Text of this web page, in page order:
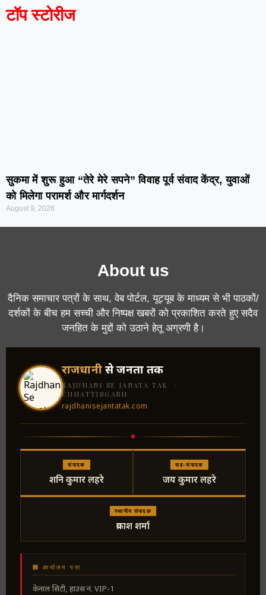
टॉप स्टोरीज
सुकमा में शुरू हुआ “तेरे मेरे सपने” विवाह पूर्व संवाद केंद्र, युवाओं
को मिलेगा परामर्श और मार्गदर्शन
August 9, 2026
About us
दैनिक समाचार पत्रों के साथ, वेब पोर्टल, यूट्यूब के माध्यम से भी पाठकों/
दर्शकों के बीच हम सच्ची और निष्पक्ष खबरों को प्रकाशित करते हुए सदैव
जनहित के मुद्दों को उठाने हेतू अग्रणी है।
राजधानीसे जनता तक
RAJDHANI SE JANATA TAK ·
CHHATTISGARH
rajdhanisejantatak.com
संपादक
शनि कुमार लहरे
सह-संपादक
जय कुमार लहरे
स्थानीय संपादक
प्रकाश शर्मा
🏢 कार्यालय पता
केनाल सिटी, हाउस नं. VIP-1